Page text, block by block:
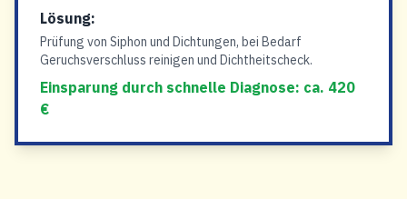
Lösung:
Prüfung von Siphon und Dichtungen, bei Bedarf
Geruchsverschluss reinigen und Dichtheitscheck.
Einsparung durch schnelle Diagnose: ca. 420
€